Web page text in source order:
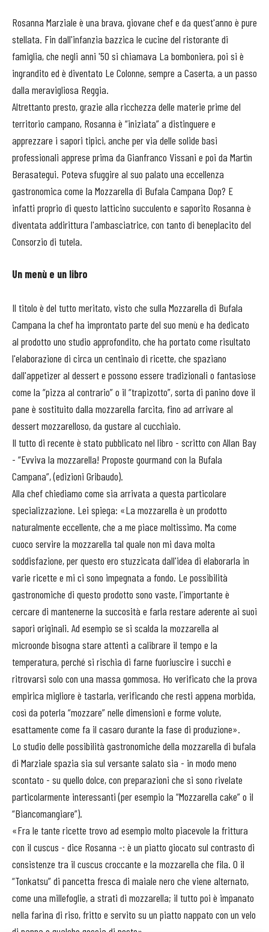
Rosanna Marziale è una brava, giovane chef e da quest'anno è pure
stellata. Fin dall'infanzia bazzica le cucine del ristorante di
famiglia, che negli anni '50 si chiamava La bomboniera, poi si è
ingrandito ed è diventato Le Colonne, sempre a Caserta, a un passo
dalla meravigliosa Reggia.
Altrettanto presto, grazie alla ricchezza delle materie prime del
territorio campano, Rosanna è “iniziata” a distinguere e
apprezzare i sapori tipici, anche per via delle solide basi
professionali apprese prima da Gianfranco Vissani e poi da Martìn
Berasategui. Poteva sfuggire al suo palato una eccellenza
gastronomica come la Mozzarella di Bufala Campana Dop? E
infatti proprio di questo latticino succulento e saporito Rosanna è
diventata addirittura l'ambasciatrice, con tanto di beneplacito del
Consorzio di tutela.
Un menù e un libro
Il titolo è del tutto meritato, visto che sulla Mozzarella di Bufala
Campana la chef ha improntato parte del suo menù e ha dedicato
al prodotto uno studio approfondito, che ha portato come risultato
l'elaborazione di circa un centinaio di ricette, che spaziano
dall'appetizer al dessert e possono essere tradizionali o fantasiose
come la “pizza al contrario” o il “trapizotto”, sorta di panino dove il
pane è sostituito dalla mozzarella farcita, fino ad arrivare al
dessert mozzarelloso, da gustare al cucchiaio.
Il tutto di recente è stato pubblicato nel libro - scritto con Allan Bay
- “Evviva la mozzarella! Proposte gourmand con la Bufala
Campana”, (edizioni Gribaudo).
Alla chef chiediamo come sia arrivata a questa particolare
specializzazione. Lei spiega: «La mozzarella è un prodotto
naturalmente eccellente, che a me piace moltissimo. Ma come
cuoco servire la mozzarella tal quale non mi dava molta
soddisfazione, per questo ero stuzzicata dall'idea di elaborarla in
varie ricette e mi ci sono impegnata a fondo. Le possibilità
gastronomiche di questo prodotto sono vaste, l'importante è
cercare di mantenerne la succosità e farla restare aderente ai suoi
sapori originali. Ad esempio se si scalda la mozzarella al
microonde bisogna stare attenti a calibrare il tempo e la
temperatura, perché si rischia di farne fuoriuscire i succhi e
ritrovarsi solo con una massa gommosa. Ho verificato che la prova
empirica migliore è tastarla, verificando che resti appena morbida,
così da poterla “mozzare” nelle dimensioni e forme volute,
esattamente come fa il casaro durante la fase di produzione».
Lo studio delle possibilità gastronomiche della mozzarella di bufala
di Marziale spazia sia sul versante salato sia - in modo meno
scontato - su quello dolce, con preparazioni che si sono rivelate
particolarmente interessanti (per esempio la “Mozzarella cake” o il
“Biancomangiare”).
«Fra le tante ricette trovo ad esempio molto piacevole la frittura
con il cuscus - dice Rosanna -: è un piatto giocato sul contrasto di
consistenze tra il cuscus croccante e la mozzarella che fila. O il
“Tonkatsu” di pancetta fresca di maiale nero che viene alternato,
come una millefoglie, a strati di mozzarella; il tutto poi è impanato
nella farina di riso, fritto e servito su un piatto nappato con un velo